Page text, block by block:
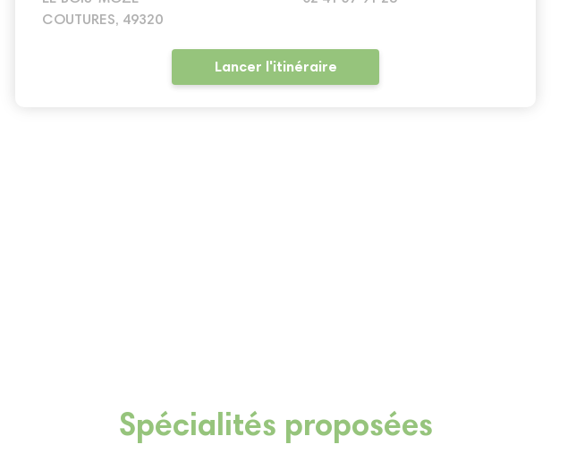
COUTURES, 49320
Lancer l'itinéraire
Spécialités proposées